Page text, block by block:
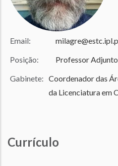
Email:
Posição:
Professor Adjunto
Gabinete: Coordenador das
da Licenciatura em
Currículo